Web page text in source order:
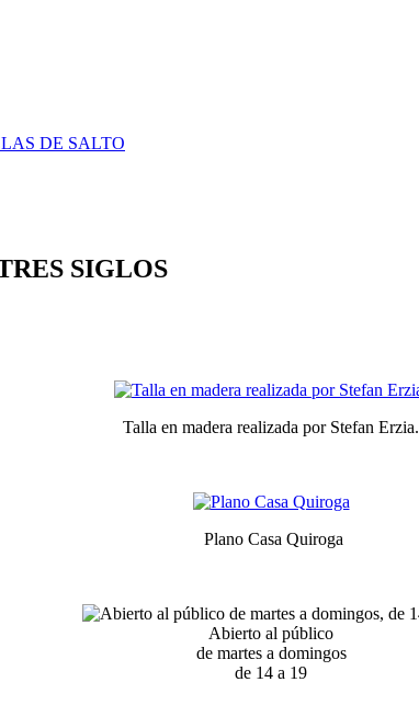
DE SALTO
SIGLOS
Talla en madera realizada por Stefan Erzia.
Plano Casa Quiroga
Abierto al público
de martes a domingos
de 14 a 19